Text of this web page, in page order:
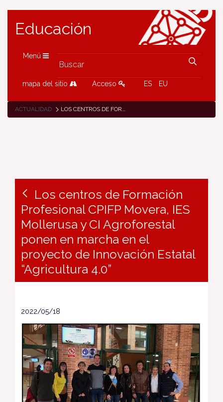
Educación
Menú
mapa del sitio Acceso ES EU
ACTUALIDAD LOS CENTROS DE FORMACIÓN PROFESIONAL CPIFP MOVERA, IES MOLLERUSA Y CI AGROFORESTAL PONEN EN MARCHA EN EL PROYECTO DE INNOVACIÓN ESTATAL “AGRICULTURA 4.0”
Los centros de Formación
Profesional CPIFP Movera, IES
Mollerusa y CI Agroforestal
ponen en marcha en el
proyecto de Innovación Estatal
“Agricultura 4.0”
2022/05/18